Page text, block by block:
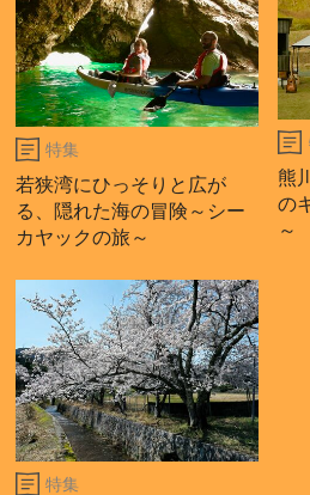
特集
若狭湾にひっそりと広が
る、隠れた海の冒険～シー
カヤックの旅～
熊
の
～
特集